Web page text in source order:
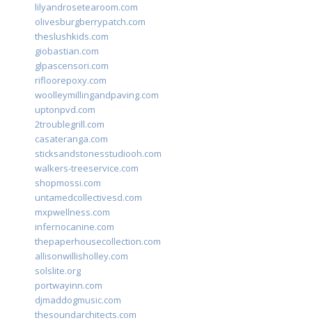
lilyandrosetearoom.com
olivesburgberrypatch.com
theslushkids.com
giobastian.com
glpascensori.com
rifloorepoxy.com
woolleymillingandpaving.com
uptonpvd.com
2troublegrill.com
casateranga.com
sticksandstonesstudiooh.com
walkers-treeservice.com
shopmossi.com
untamedcollectivesd.com
mxpwellness.com
infernocanine.com
thepaperhousecollection.com
allisonwillisholley.com
solslite.org
portwayinn.com
djmaddogmusic.com
thesoundarchitects.com